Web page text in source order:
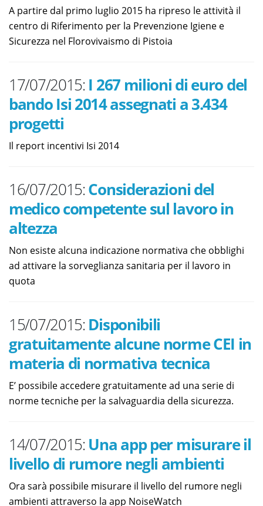
A partire dal primo luglio 2015 ha ripreso le attività il
centro di Riferimento per la Prevenzione Igiene e
Sicurezza nel Florovivaismo di Pistoia
17/07/2015: I 267 milioni di euro del
bando Isi 2014 assegnati a 3.434
progetti
Il report incentivi Isi 2014
16/07/2015:Considerazioni del
medico competente sul lavoro in
altezza
Non esiste alcuna indicazione normativa che obblighi
ad attivare la sorveglianza sanitaria per il lavoro in
quota
15/07/2015: Disponibili
gratuitamente alcune norme CEI in
materia di normativa tecnica
E’ possibile accedere gratuitamente ad una serie di
norme tecniche per la salvaguardia della sicurezza.
14/07/2015: Una app per misurare il
livello di rumore negli ambienti
Ora sarà possibile misurare il livello del rumore negli
ambienti attraverso la app NoiseWatch